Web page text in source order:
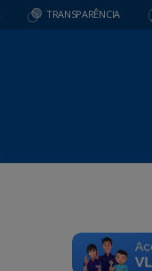
TRANSPARÊNCIA